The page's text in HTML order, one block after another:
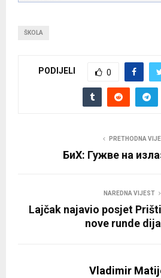
ŠKOLA
PODIJELI 0
PRETHODNA
БиХ: Гужве на
NAREDNA VIJEST
Lajčak najavio posjet
nove runde
Vladimir